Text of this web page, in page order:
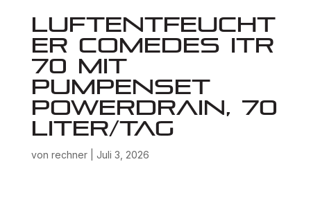
Luftentfeucht
er Comedes ITR
70 mit
Pumpenset
PowerDrain, 70
Liter/Tag
von rechner| Juli 3, 2026